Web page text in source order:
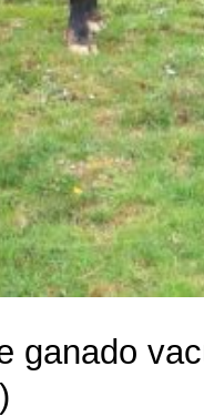
ganado